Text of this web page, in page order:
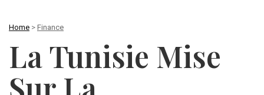
Home > Finance
La Tunisie Mise